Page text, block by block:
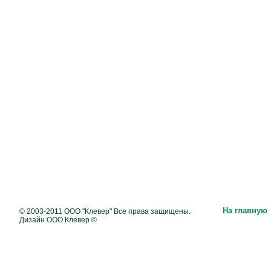
© 2003-2011 ООО "Клевер" Все права защищены.
Дизайн ООО Клевер ©
На главную